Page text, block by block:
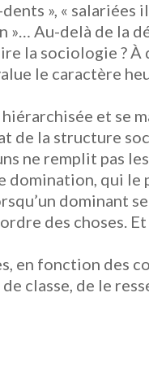
», « salariées
»… Au-delà de la
la sociologie ? À
le caractère
et se
de la structure
ne remplit pas
domination, qui
dominant
des choses.
en fonction des
classe, de le